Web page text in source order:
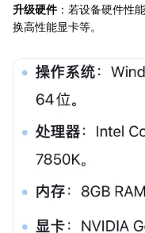
升级硬件：若设备硬件性
换高性能显卡等。